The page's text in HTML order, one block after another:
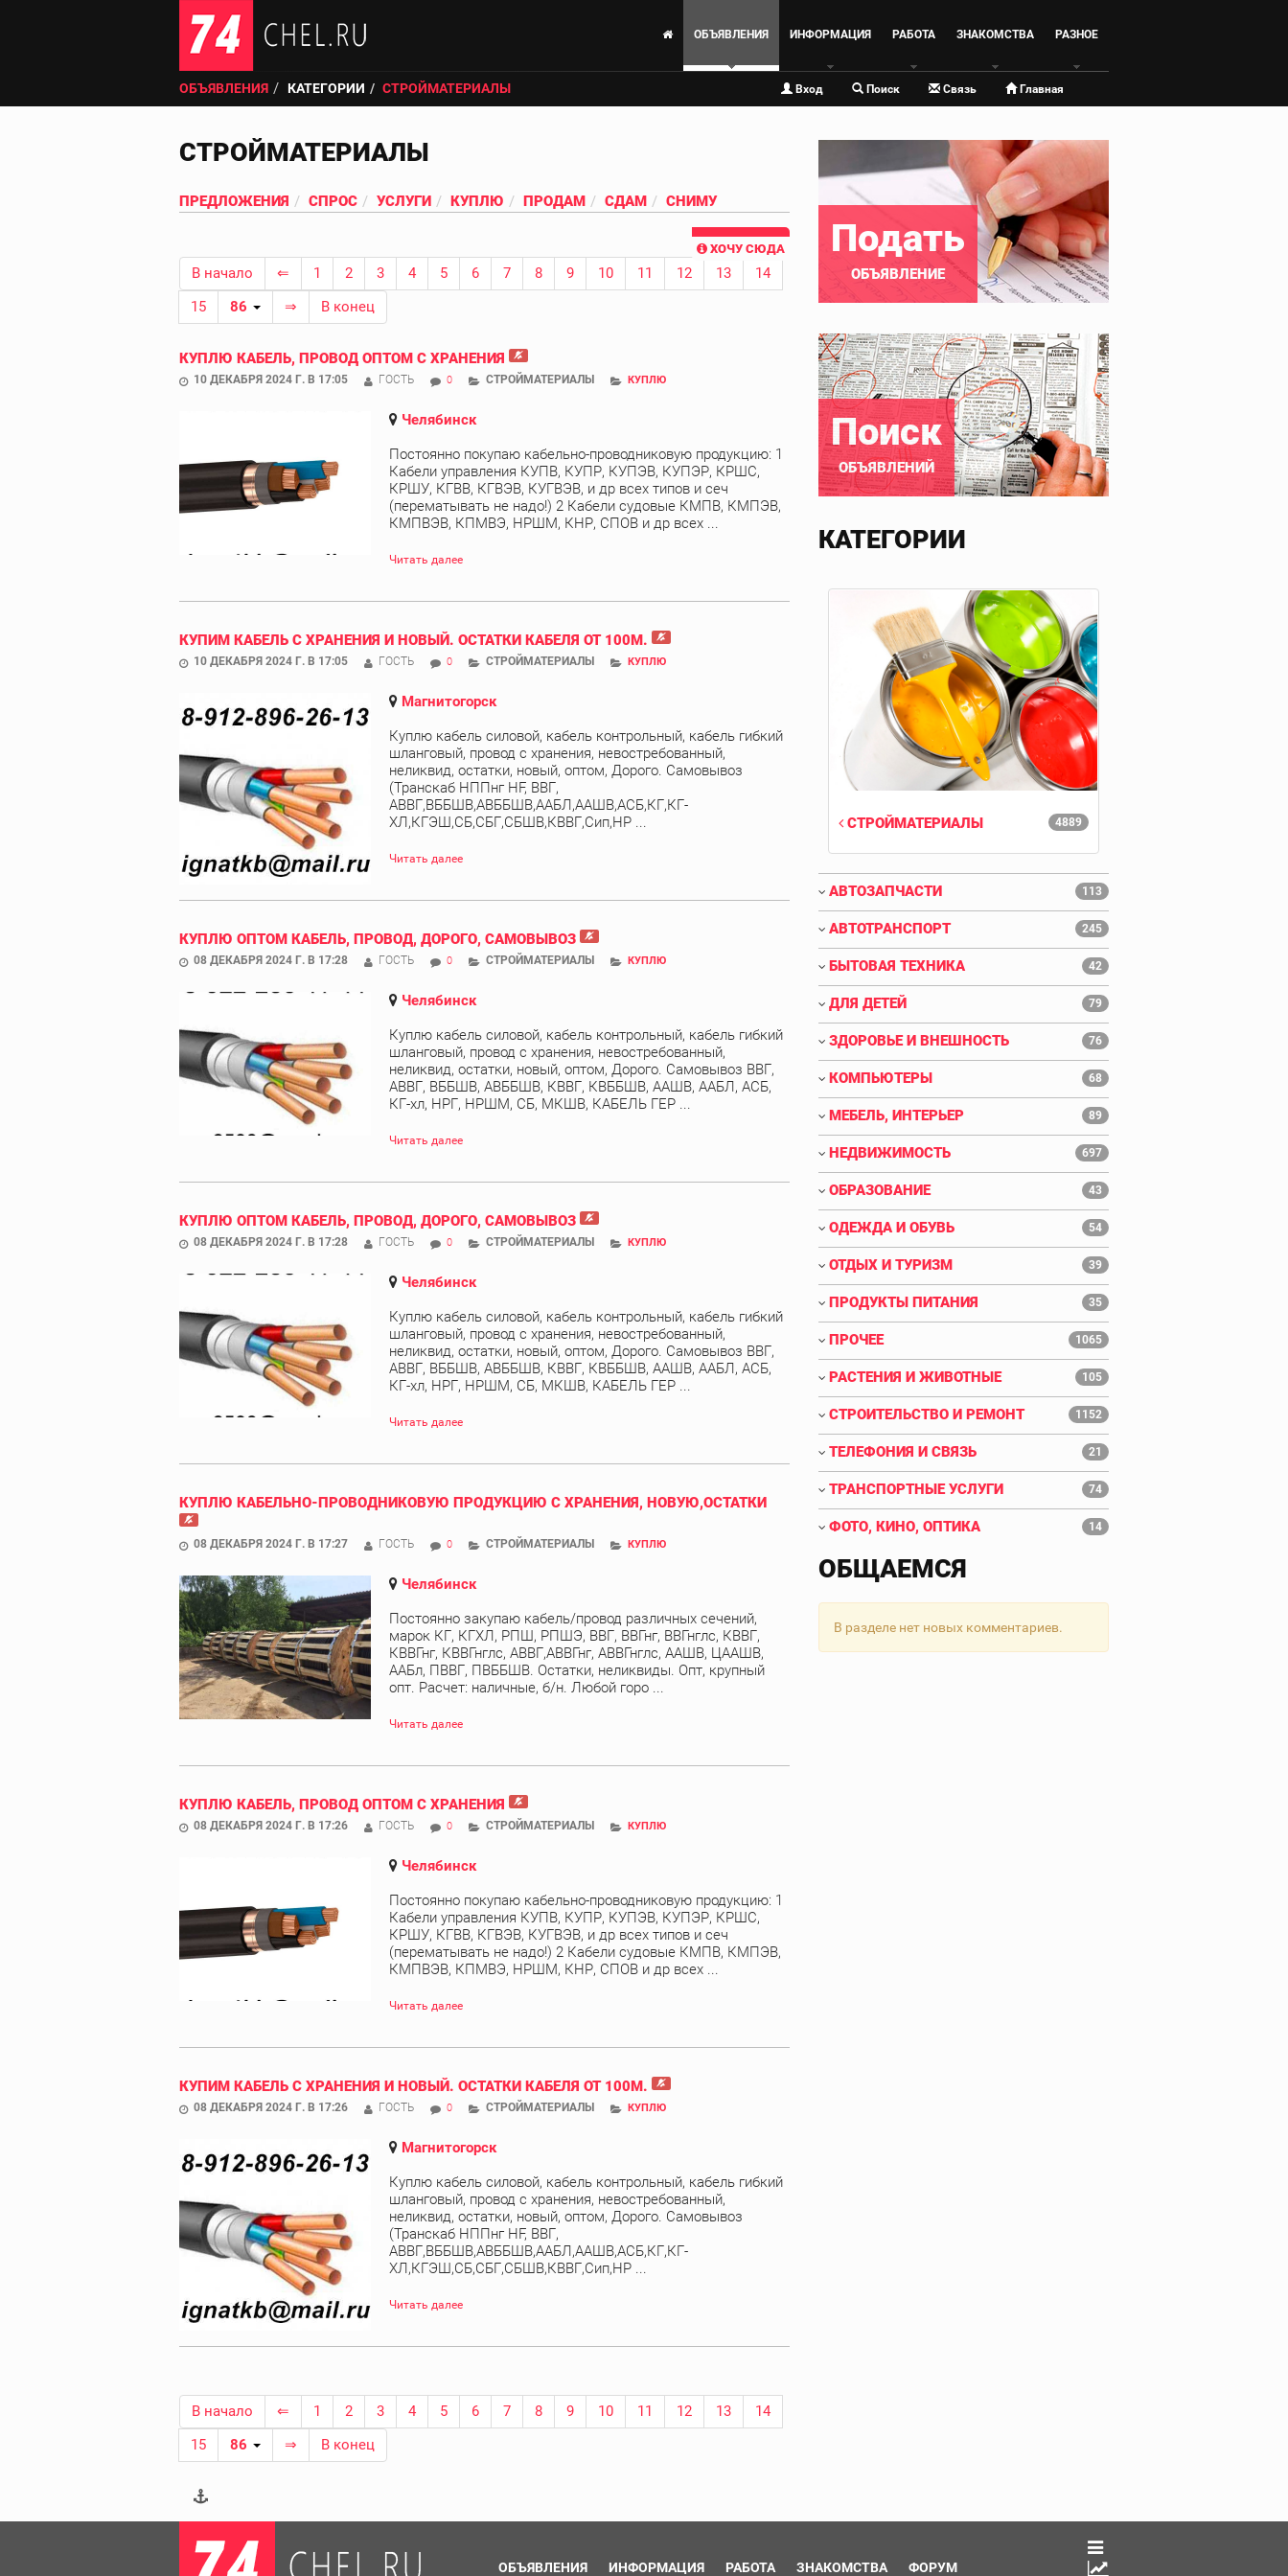
ОБЪЯВЛЕНИЯ ИНФОРМАЦИЯ РАБОТА ЗНАКОМСТВА РАЗНОЕ
ОБЪЯВЛЕНИЯ КАТЕГОРИИ СТРОЙМАТЕРИАЛЫ Вход Поиск Связь Главная
СТРОЙМАТЕРИАЛЫ
ПРЕДЛОЖЕНИЯ СПРОС УСЛУГИ КУПЛЮ ПРОДАМ СДАМ СНИМУ
ХОЧУ СЮДА
В начало ⇐ 1 2 3 4 5 6 7 8 9 10 11 12 13
14
15
86 ⇒ В конец
КУПЛЮ КАБЕЛЬ, ПРОВОД ОПТОМ С ХРАНЕНИЯ
10 ДЕКАБРЯ 2024 Г. В 17:05 ГОСТЬ 0 СТРОЙМАТЕРИАЛЫ КУПЛЮ
Челябинск
Постоянно покупаю кабельно-проводниковую продукцию: 1
Кабели управления КУПВ, КУПР, КУПЭВ, КУПЭР, КРШС,
КРШУ, КГВВ, КГВЭВ, КУГВЭВ, и др всех типов и сеч
(перематывать не надо!) 2 Кабели судовые КМПВ, КМПЭВ,
КМПВЭВ, КПМВЭ, НРШМ, КНР, СПОВ и др всех ...
Читать далее
КУПИМ КАБЕЛЬ С ХРАНЕНИЯ И НОВЫЙ. ОСТАТКИ КАБЕЛЯ ОТ 100М.
10 ДЕКАБРЯ 2024 Г. В 17:05 ГОСТЬ 0 СТРОЙМАТЕРИАЛЫ КУПЛЮ
Магнитогорск
Куплю кабель силовой, кабель контрольный, кабель гибкий
шланговый, провод с хранения, невостребованный,
неликвид, остатки, новый, оптом, Дорого. Самовывоз
(Транскаб НППнг HF, ВВГ,
АВВГ,ВББШВ,АВББШВ,ААБЛ,ААШВ,АСБ,КГ,КГ-
ХЛ,КГЭШ,СБ,СБГ,СБШВ,КВВГ,Сип,НР ...
Читать далее
КУПЛЮ ОПТОМ КАБЕЛЬ, ПРОВОД, ДОРОГО, САМОВЫВОЗ
08 ДЕКАБРЯ 2024 Г. В 17:28 ГОСТЬ 0 СТРОЙМАТЕРИАЛЫ КУПЛЮ
Челябинск
Куплю кабель силовой, кабель контрольный, кабель гибкий
шланговый, провод с хранения, невостребованный,
неликвид, остатки, новый, оптом, Дорого. Самовывоз ВВГ,
АВВГ, ВББШВ, АВББШВ, КВВГ, КВББШВ, ААШВ, ААБЛ, АСБ,
КГ-хл, НРГ, НРШМ, СБ, МКШВ, КАБЕЛЬ ГЕР ...
Читать далее
КУПЛЮ ОПТОМ КАБЕЛЬ, ПРОВОД, ДОРОГО, САМОВЫВОЗ
08 ДЕКАБРЯ 2024 Г. В 17:28 ГОСТЬ 0 СТРОЙМАТЕРИАЛЫ КУПЛЮ
Челябинск
Куплю кабель силовой, кабель контрольный, кабель гибкий
шланговый, провод с хранения, невостребованный,
неликвид, остатки, новый, оптом, Дорого. Самовывоз ВВГ,
АВВГ, ВББШВ, АВББШВ, КВВГ, КВББШВ, ААШВ, ААБЛ, АСБ,
КГ-хл, НРГ, НРШМ, СБ, МКШВ, КАБЕЛЬ ГЕР ...
Читать далее
КУПЛЮ КАБЕЛЬНО-ПРОВОДНИКОВУЮ ПРОДУКЦИЮ С ХРАНЕНИЯ, НОВУЮ,ОСТАТКИ
08 ДЕКАБРЯ 2024 Г. В 17:27 ГОСТЬ 0 СТРОЙМАТЕРИАЛЫ КУПЛЮ
Челябинск
Постоянно закупаю кабель/провод различных сечений,
марок КГ, КГХЛ, РПШ, РПШЭ, ВВГ, ВВГнг, ВВГнглс, КВВГ,
КВВГнг, КВВГнглс, АВВГ,АВВГнг, АВВГнглс, ААШВ, ЦААШВ,
ААБл, ПВВГ, ПВББШВ. Остатки, неликвиды. Опт, крупный
опт. Расчет: наличные, б/н. Любой горо ...
Читать далее
КУПЛЮ КАБЕЛЬ, ПРОВОД ОПТОМ С ХРАНЕНИЯ
08 ДЕКАБРЯ 2024 Г. В 17:26 ГОСТЬ 0 СТРОЙМАТЕРИАЛЫ КУПЛЮ
Челябинск
Постоянно покупаю кабельно-проводниковую продукцию: 1
Кабели управления КУПВ, КУПР, КУПЭВ, КУПЭР, КРШС,
КРШУ, КГВВ, КГВЭВ, КУГВЭВ, и др всех типов и сеч
(перематывать не надо!) 2 Кабели судовые КМПВ, КМПЭВ,
КМПВЭВ, КПМВЭ, НРШМ, КНР, СПОВ и др всех ...
Читать далее
КУПИМ КАБЕЛЬ С ХРАНЕНИЯ И НОВЫЙ. ОСТАТКИ КАБЕЛЯ ОТ 100М.
08 ДЕКАБРЯ 2024 Г. В 17:26 ГОСТЬ 0 СТРОЙМАТЕРИАЛЫ КУПЛЮ
Магнитогорск
Куплю кабель силовой, кабель контрольный, кабель гибкий
шланговый, провод с хранения, невостребованный,
неликвид, остатки, новый, оптом, Дорого. Самовывоз
(Транскаб НППнг HF, ВВГ,
АВВГ,ВББШВ,АВББШВ,ААБЛ,ААШВ,АСБ,КГ,КГ-
ХЛ,КГЭШ,СБ,СБГ,СБШВ,КВВГ,Сип,НР ...
Читать далее
В начало ⇐ 1 2 3 4 5 6 7 8 9 10 11 12 13
14
15
86 ⇒ В конец
Подать
ОБЪЯВЛЕНИЕ
Поиск
ОБЪЯВЛЕНИЙ
КАТЕГОРИИ
4889
СТРОЙМАТЕРИАЛЫ
АВТОЗАПЧАСТИ 113
АВТОТРАНСПОРТ 245
БЫТОВАЯ ТЕХНИКА 42
ДЛЯ ДЕТЕЙ 79
ЗДОРОВЬЕ И ВНЕШНОСТЬ 76
КОМПЬЮТЕРЫ 68
МЕБЕЛЬ, ИНТЕРЬЕР 89
НЕДВИЖИМОСТЬ 697
ОБРАЗОВАНИЕ 43
ОДЕЖДА И ОБУВЬ 54
ОТДЫХ И ТУРИЗМ 39
ПРОДУКТЫ ПИТАНИЯ 35
ПРОЧЕЕ 1065
РАСТЕНИЯ И ЖИВОТНЫЕ 105
СТРОИТЕЛЬСТВО И РЕМОНТ 1152
ТЕЛЕФОНИЯ И СВЯЗЬ 21
ТРАНСПОРТНЫЕ УСЛУГИ 74
ФОТО, КИНО, ОПТИКА 14
ОБЩАЕМСЯ
В разделе нет новых комментариев.
ОБЪЯВЛЕНИЯ ИНФОРМАЦИЯ РАБОТА ЗНАКОМСТВА ФОРУМ